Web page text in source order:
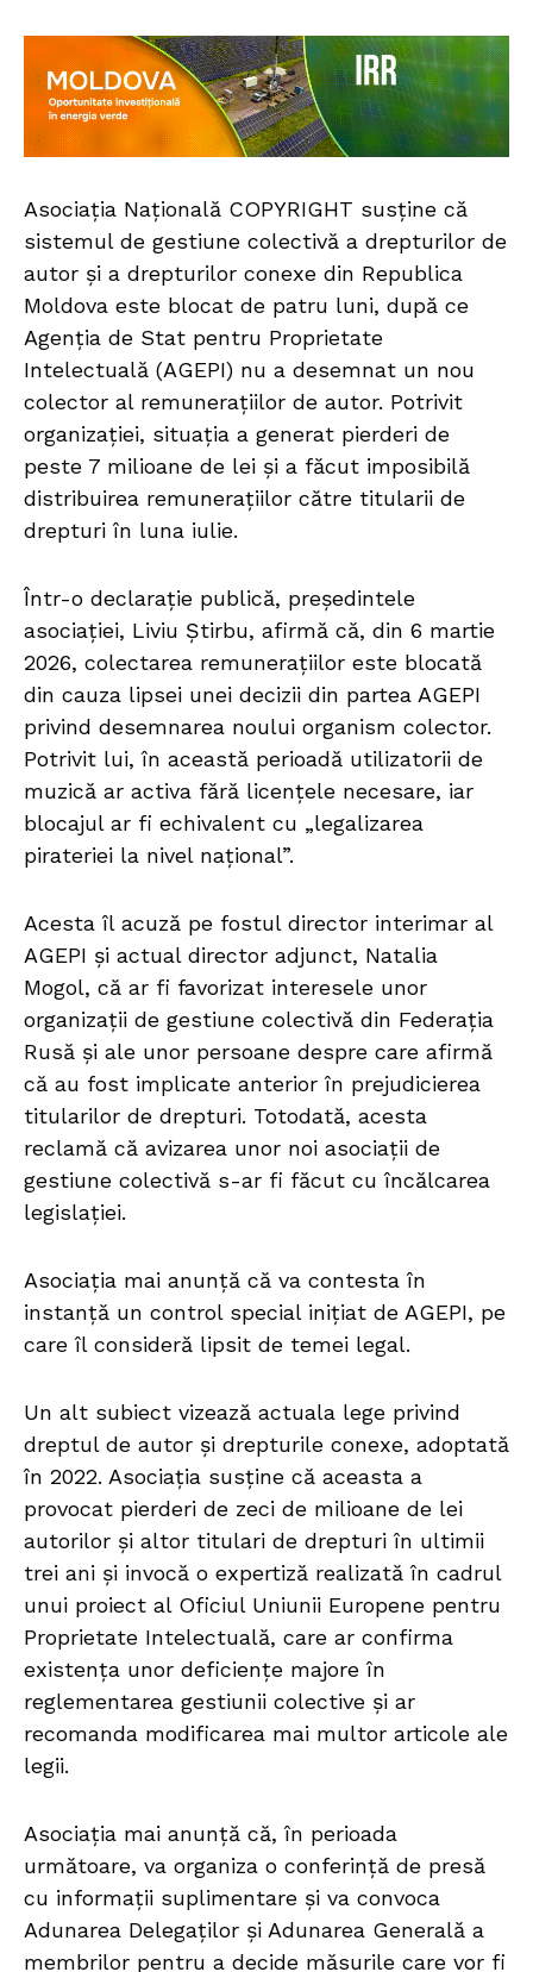
Asociația Națională COPYRIGHT susține că
sistemul de gestiune colectivă a drepturilor de
autor și a drepturilor conexe din Republica
Moldova este blocat de patru luni, după ce
Agenția de Stat pentru Proprietate
Intelectuală (AGEPI) nu a desemnat un nou
colector al remunerațiilor de autor. Potrivit
organizației, situația a generat pierderi de
peste 7 milioane de lei și a făcut imposibilă
distribuirea remunerațiilor către titularii de
drepturi în luna iulie.
Într-o declarație publică, președintele
asociației, Liviu Știrbu, afirmă că, din 6 martie
2026, colectarea remunerațiilor este blocată
din cauza lipsei unei decizii din partea AGEPI
privind desemnarea noului organism colector.
Potrivit lui, în această perioadă utilizatorii de
muzică ar activa fără licențele necesare, iar
blocajul ar fi echivalent cu „legalizarea
pirateriei la nivel național”.
Acesta îl acuză pe fostul director interimar al
AGEPI și actual director adjunct, Natalia
Mogol, că ar fi favorizat interesele unor
organizații de gestiune colectivă din Federația
Rusă și ale unor persoane despre care afirmă
că au fost implicate anterior în prejudicierea
titularilor de drepturi. Totodată, acesta
reclamă că avizarea unor noi asociații de
gestiune colectivă s-ar fi făcut cu încălcarea
legislației.
Asociația mai anunță că va contesta în
instanță un control special inițiat de AGEPI, pe
care îl consideră lipsit de temei legal.
Un alt subiect vizează actuala lege privind
dreptul de autor și drepturile conexe, adoptată
în 2022. Asociația susține că aceasta a
provocat pierderi de zeci de milioane de lei
autorilor și altor titulari de drepturi în ultimii
trei ani și invocă o expertiză realizată în cadrul
unui proiect al Oficiul Uniunii Europene pentru
Proprietate Intelectuală, care ar confirma
existența unor deficiențe majore în
reglementarea gestiunii colective și ar
recomanda modificarea mai multor articole ale
legii.
Asociația mai anunță că, în perioada
următoare, va organiza o conferință de presă
cu informații suplimentare și va convoca
Adunarea Delegaților și Adunarea Generală a
membrilor pentru a decide măsurile care vor fi